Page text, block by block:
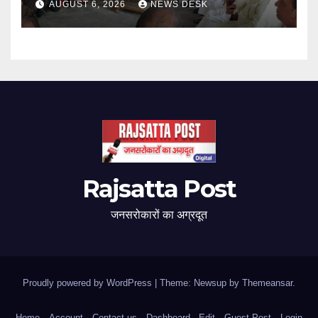
AUGUST 6, 2026 NEWS DESK
Rajsatta Post
जनसरोकारों का अग्रदूत
Proudly powered by WordPress Theme: Newsup by Themeansar.